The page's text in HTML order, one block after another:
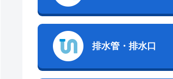
排水管・排水口